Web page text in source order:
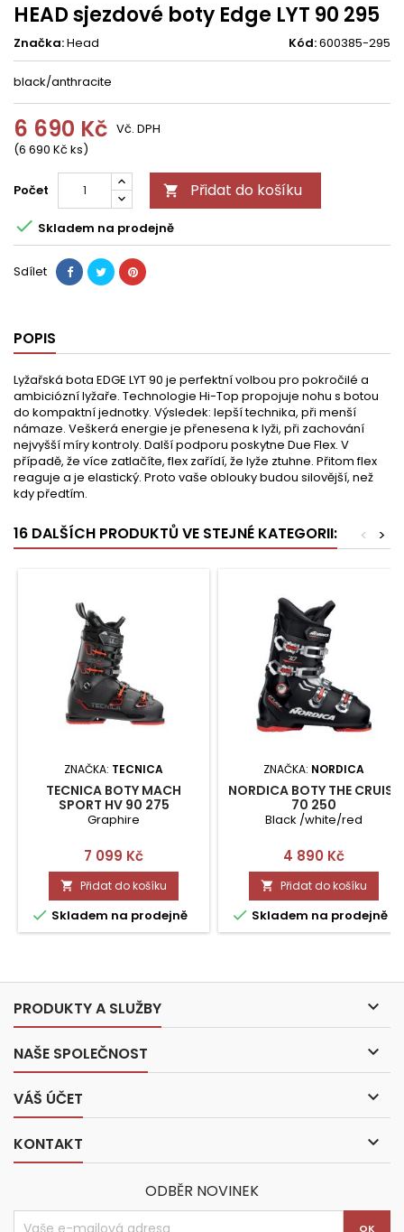
HEAD sjezdové boty Edge LYT 90 295
Značka:Head Kód:600385-295
black/anthracite
6 690 Kč
(6 690 Kč ks)
Vč. DPH
Počet  Přidat do košíku
 Skladem na prodejně
Sdílet
POPIS
Lyžařská bota EDGE LYT 90 je perfektní volbou pro pokročilé a
ambiciózní lyžaře. Technologie Hi-Top propojuje nohu s botou
do kompaktní jednotky. Výsledek: lepší technika, při menší
námaze. Veškerá energie je přenesena k lyži, při zachování
nejvyšší míry kontroly. Další podporu poskytne Due Flex. V
případě, že více zatlačíte, flex zařídí, že lyže ztuhne. Přitom flex
reaguje a je elastický. Proto vaše oblouky budou silovější, než
kdy předtím.
16 DALŠÍCH PRODUKTŮ VE STEJNÉ KATEGORII: >
<
ZNAČKA: TECNICA
TECNICA BOTY MACH
SPORT HV 90 275
Graphire
Cena
7 099 Kč
 Přidat do košíku
 Skladem na prodejně
ZNAČKA: NORDICA
NORDICA BOTY THE CRUISE
70 250
Black /white/red
Cena
4 890 Kč
 Přidat do košíku
 Skladem na prodejně
PRODUKTY A SLUŽBY 
NAŠE SPOLEČNOST 
VÁŠ ÚČET 
KONTAKT 
ODBĚR NOVINEK